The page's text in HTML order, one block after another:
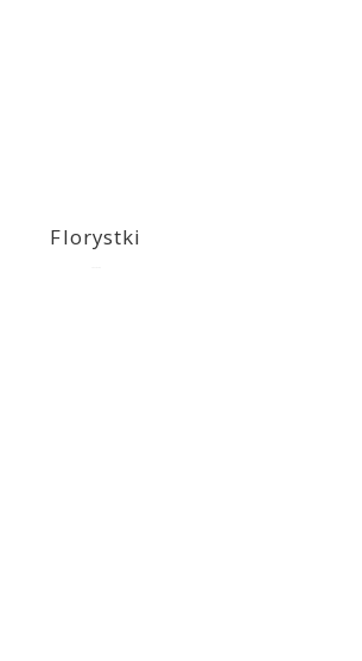
Florystki